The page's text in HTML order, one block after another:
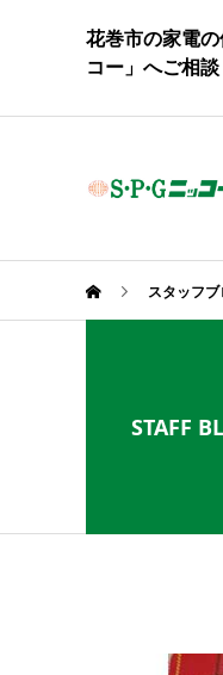
花巻市の家電
コー」へご相談
スタッフ
STAFF